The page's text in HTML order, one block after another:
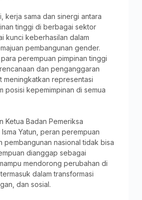
kerja sama dan sinergi antara
tinggi di berbagai sektor
kunci keberhasilan dalam
pembangunan gender.
perempuan pimpinan tinggi
dan penganggaran
meningkatkan representasi
posisi kepemimpinan di semua
Ketua Badan Pemeriksa
Yatun, peran perempuan
pembangunan nasional tidak bisa
dianggap sebagai
mendorong perubahan di
dalam transformasi
dan sosial.